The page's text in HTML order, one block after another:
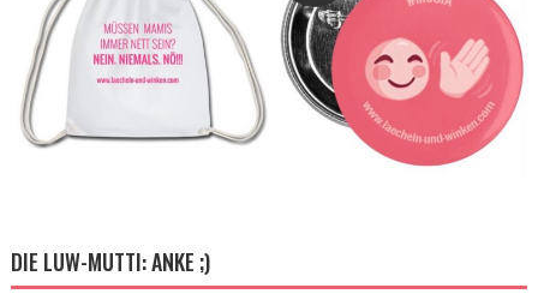
DIE LUW-MUTTI: ANKE ;)